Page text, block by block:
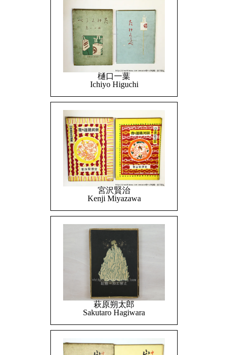
樋口一葉
Ichiyo Higuchi
宮沢賢治
Kenji Miyazawa
萩原朔太郎
Sakutaro Hagiwara